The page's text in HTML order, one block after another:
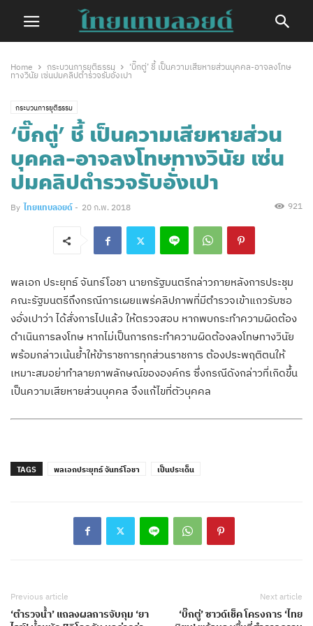
Home กระบวนการยุติธรรม
‘บิ๊กตู่’ ชี้ เป็นความเสียหายส่วนบุคคล-อาจลงโทษ
ทางวินัย เซ่นปมคลิปตำรวจรับอั่งเปา
กระบวนการยุติธรรม
‘บิ๊กตู่’ ชี้ เป็นความเสียหายส่วน
บุคคล-อาจลงโทษทางวินัย เซ่น
ปมคลิปตำรวจรับอั่งเปา
By ไทยแทบลอยด์ - 20 ก.พ. 2018 921
พลเอก ประยุทธ์ จันทร์โอชา นายกรัฐมนตรีกล่าวภายหลังการประชุม
คณะรัฐมนตรีถึงกรณีการเผยแพร่คลิปภาพที่มีตำรวจเข้าแถวรับซอ
งอั่งเปาว่า ได้สั่งการไปแล้ว ให้ตรวจสอบ หากพบกระทำความผิดต้อง
ดำเนินการลงโทษ หากไม่เป็นการกระทำความผิดต้องลงโทษทางวินัย
พร้อมกล่าวเน้นย้ำให้ข้าราชการทุกส่วนราชการ ต้องประพฤติตนให้
เหมาะสมอย่าทำลายภาพลักษณ์ขององค์กร ซึ่งกรณีดังกล่าวที่เกิดขึ้น
เป็นความเสียหายส่วนบุคคล จึงแก้ไขที่ตัวบุคคล
TAGS พลเอกประยุทธ์ จันทร์โอชา เป็นประเด็น
Previous article
‘ตำรวจน้ำ’ แถลงผลการจับกุม ‘ยา
Next article
‘บิ๊กตู่’ ซาวด์เช็ค โครงการ ‘ไทย